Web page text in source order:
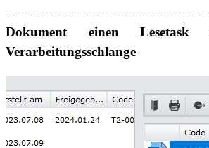
Dokument einen Lesetask
Verarbeitungsschlange